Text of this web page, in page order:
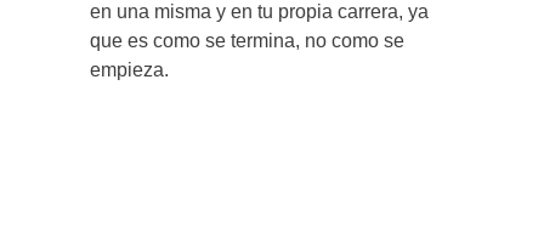
en una misma y en tu propia carrera, ya
que es como se termina, no como se
empieza.